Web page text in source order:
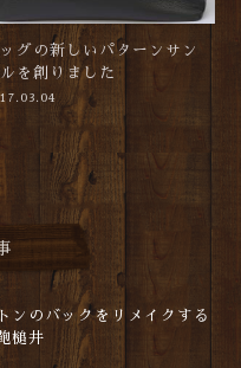
グの新しいパターンサン
を創りました
ンのバックをリメイクする
槌井